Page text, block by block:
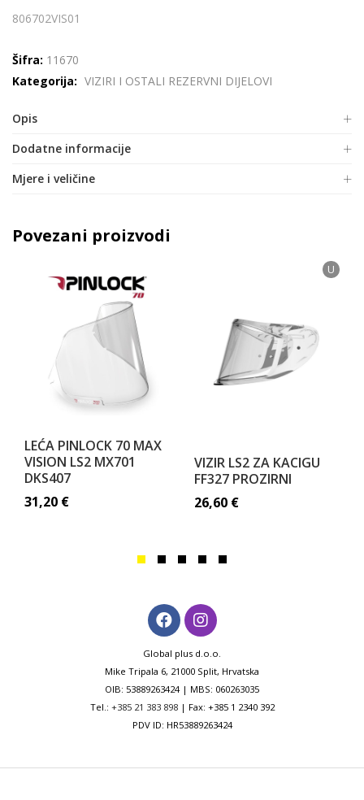
806702VIS01
Šifra: 11670
Kategorija: VIZIRI I OSTALI REZERVNI DIJELOVI
Opis
Dodatne informacije
Mjere i veličine
Povezani proizvodi
LEĆA PINLOCK 70 MAX
VISION LS2 MX701
DKS407
31,20 €
U
VIZIR LS2 ZA KACIGU
FF327 PROZIRNI
26,60 €
Global plus d.o.o.
Mike Tripala 6, 21000 Split, Hrvatska
OIB: 53889263424 | MBS: 060263035
Tel.: +385 21 383 898| Fax: +385 1 2340 392
PDV ID: HR53889263424